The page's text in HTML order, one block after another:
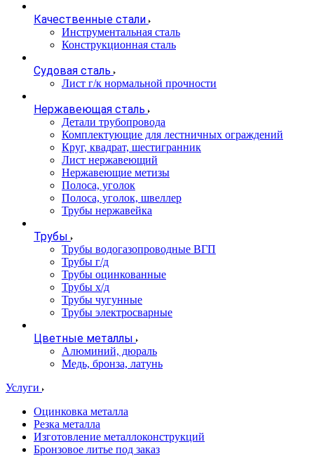
Качественные стали
Инструментальная сталь
Конструкционная сталь
Судовая сталь
Лист г/к нормальной прочности
Нержавеющая сталь
Детали трубопровода
Комплектующие для лестничных ограждений
Круг, квадрат, шестигранник
Лист нержавеющий
Нержавеющие метизы
Полоса, уголок
Полоса, уголок, швеллер
Трубы нержавейка
Трубы
Трубы водогазопроводные ВГП
Трубы г/д
Трубы оцинкованные
Трубы х/д
Трубы чугунные
Трубы электросварные
Цветные металлы
Алюминий, дюраль
Медь, бронза, латунь
Услуги
Оцинковка металла
Резка металла
Изготовление металлоконструкций
Бронзовое литье под заказ